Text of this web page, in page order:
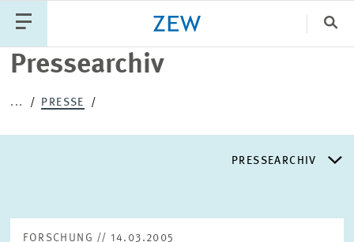
Pressearchiv
... PRESSE
PRESSEARCHIV
FORSCHUNG // 14.03.2005